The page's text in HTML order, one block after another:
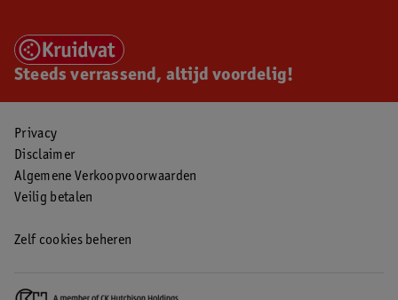
Steeds verrassend, altijd voordelig!
Privacy
Disclaimer
Algemene Verkoopvoorwaarden
Veilig betalen
Zelf cookies beheren